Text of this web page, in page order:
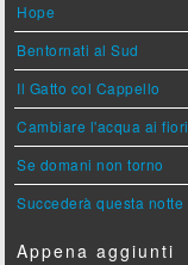
Hope
Bentornati al Sud
Il Gatto col Cappello
Cambiare l'acqua ai fiori
Se domani non torno
Succederà questa notte
Appena aggiunti